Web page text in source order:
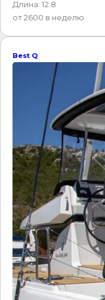
Длина: 12.8
от 2600 в неделю
Best Q